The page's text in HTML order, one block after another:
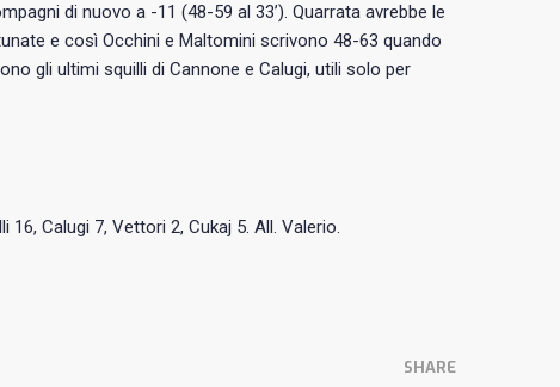
di nuovo a -11 (48-59 al 33’). Quarrata avrebbe le
e così Occhini e Maltomini scrivono 48-63 quando
gli ultimi squilli di Cannone e Calugi, utili solo per
16, Calugi 7, Vettori 2, Cukaj 5. All. Valerio.
SHARE